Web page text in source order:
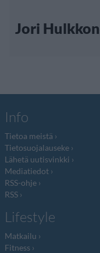
Jori
Info
Tietoa meistä
Tietosuojalauseke
Lähetä uutisvinkki
Mediatiedot
RSS-ohje
RSS
Lifestyle
Matkailu
Fitness